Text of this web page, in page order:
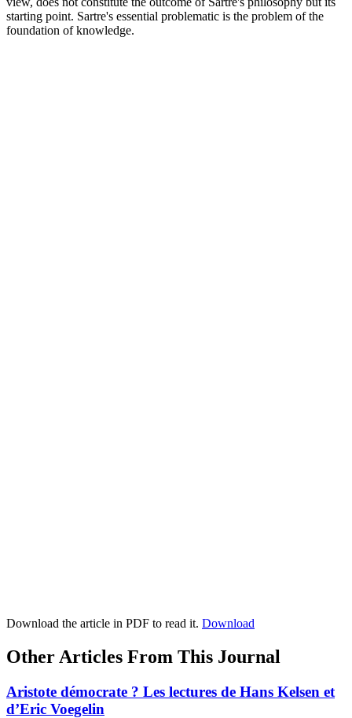
starting point. Sartre's essential problematic is the problem of the
foundation of knowledge.
Download the article in PDF to read it. Download
Other Articles From This Journal
Aristote démocrate ? Les lectures de Hans Kelsen et
d’Eric Voegelin